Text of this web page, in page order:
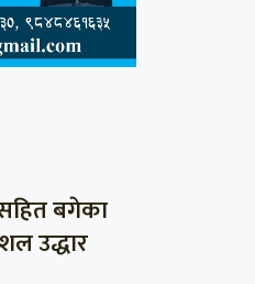
बगेका
उद्धार